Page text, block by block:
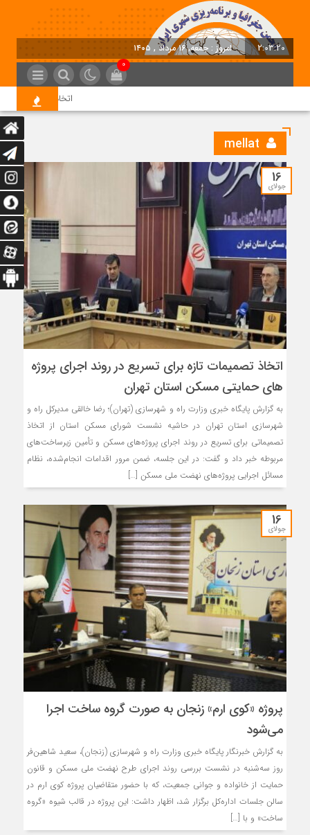
2:03:21 امروز : جمعه, ۱۶ مرداد , ۱۴۰۵
0
اتخاذ تصمیمات تازه
mellat
16
جولای
اتخاذ تصمیمات تازه برای تسریع در روند اجرای پروژه
های حمایتی مسکن استان تهران
به گزارش پایگاه خبری وزارت راه و شهرسازی (تهران)؛ رضا خالقی مدیرکل راه و
شهرسازی استان تهران در حاشیه نشست شورای مسکن استان از اتخاذ
تصمیماتی برای تسریع در روند اجرای پروژه‌های مسکن و تأمین زیرساخت‌های
مربوطه خبر داد و گفت: در این جلسه، ضمن مرور اقدامات انجام‌شده، نظام
مسائل اجرایی پروژه‌های نهضت ملی مسکن […]
16
جولای
پروژه «کوی ارم» زنجان به صورت گروه ساخت اجرا
می‌شود
به گزارش خبرنگار پایگاه خبری وزارت راه و شهرسازی (زنجان)، سعید شاهین‌فر
روز سه‌شنبه در نشست بررسی روند اجرای طرح نهضت ملی مسکن و قانون
حمایت از خانواده و جوانی جمعیت، که با حضور متقاضیان پروژه کوی ارم در
سالن جلسات اداره‌کل برگزار شد، اظهار داشت: این پروژه در قالب شیوه «گروه
ساخت» و با […]